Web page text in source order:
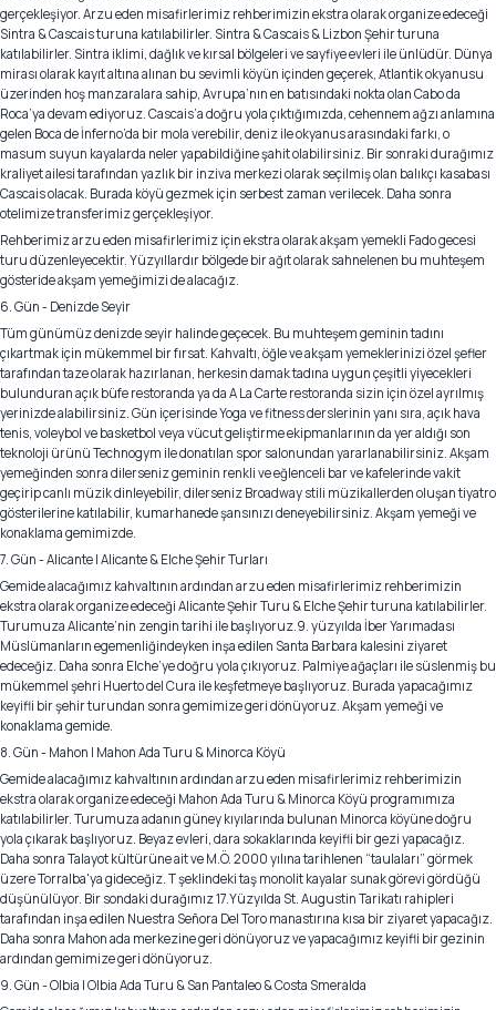
gerçekleşiyor. Arzu eden misafirlerimiz rehberimizin ekstra olarak organize edeceği
Sintra & Cascais turuna katılabilirler. Sintra & Cascais & Lizbon Şehir turuna
katılabilirler. Sintra iklimi, dağlık ve kırsal bölgeleri ve sayfiye evleri ile ünlüdür. Dünya
mirası olarak kayıt altına alınan bu sevimli köyün içinden geçerek, Atlantik okyanusu
üzerinden hoş manzaralara sahip, Avrupa’nın en batısındaki nokta olan Cabo da
Roca’ya devam ediyoruz. Cascais’a doğru yola çıktığımızda, cehennem ağzı anlamına
gelen Boca de İnferno’da bir mola verebilir, deniz ile okyanus arasındaki farkı, o
masum suyun kayalarda neler yapabildiğine şahit olabilirsiniz. Bir sonraki durağımız
kraliyet ailesi tarafından yazlık bir inziva merkezi olarak seçilmiş olan balıkçı kasabası
Cascais olacak. Burada köyü gezmek için serbest zaman verilecek. Daha sonra
otelimize transferimiz gerçekleşiyor.
Rehberimiz arzu eden misafirlerimiz için ekstra olarak akşam yemekli Fado gecesi
turu düzenleyecektir. Yüzyıllardır bölgede bir ağıt olarak sahnelenen bu muhteşem
gösteride akşam yemeğimizi de alacağız.
6. Gün - Denizde Seyir
Tüm günümüz denizde seyir halinde geçecek. Bu muhteşem geminin tadını
çıkartmak için mükemmel bir fırsat. Kahvaltı, öğle ve akşam yemeklerinizi özel şefler
tarafından taze olarak hazırlanan, herkesin damak tadına uygun çeşitli yiyecekleri
bulunduran açık büfe restoranda ya da A La Carte restoranda sizin için özel ayrılmış
yerinizde alabilirsiniz. Gün içerisinde Yoga ve fitness derslerinin yanı sıra, açık hava
tenis, voleybol ve basketbol veya vücut geliştirme ekipmanlarının da yer aldığı son
teknoloji ürünü Technogym ile donatılan spor salonundan yararlanabilirsiniz. Akşam
yemeğinden sonra dilerseniz geminin renkli ve eğlenceli bar ve kafelerinde vakit
geçirip canlı müzik dinleyebilir, dilerseniz Broadway stili müzikallerden oluşan tiyatro
gösterilerine katılabilir, kumarhanede şansınızı deneyebilirsiniz. Akşam yemeği ve
konaklama gemimizde.
7. Gün - Alicante | Alicante & Elche Şehir Turları
Gemide alacağımız kahvaltının ardından arzu eden misafirlerimiz rehberimizin
ekstra olarak organize edeceği Alicante Şehir Turu & Elche Şehir turuna katılabilirler.
Turumuza Alicante’nin zengin tarihi ile başlıyoruz.9. yüzyılda İber Yarımadası
Müslümanların egemenliğindeyken inşa edilen Santa Barbara kalesini ziyaret
edeceğiz. Daha sonra Elche’ye doğru yola çıkıyoruz. Palmiye ağaçları ile süslenmiş bu
mükemmel şehri Huerto del Cura ile keşfetmeye başlıyoruz. Burada yapacağımız
keyifli bir şehir turundan sonra gemimize geri dönüyoruz. Akşam yemeği ve
konaklama gemide.
8. Gün - Mahon | Mahon Ada Turu & Minorca Köyü
Gemide alacağımız kahvaltının ardından arzu eden misafirlerimiz rehberimizin
ekstra olarak organize edeceği Mahon Ada Turu & Minorca Köyü programımıza
katılabilirler. Turumuza adanın güney kıyılarında bulunan Minorca köyüne doğru
yola çıkarak başlıyoruz. Beyaz evleri, dara sokaklarında keyifli bir gezi yapacağız.
Daha sonra Talayot kültürüne ait ve M.Ö. 2000 yılına tarihlenen “taulaları” görmek
üzere Torralba'ya gideceğiz. T şeklindeki taş monolit kayalar sunak görevi gördüğü
düşünülüyor. Bir sondaki durağımız 17.Yüzyılda St. Augustin Tarikatı rahipleri
tarafından inşa edilen Nuestra Señora Del Toro manastırına kısa bir ziyaret yapacağız.
Daha sonra Mahon ada merkezine geri dönüyoruz ve yapacağımız keyifli bir gezinin
ardından gemimize geri dönüyoruz.
9. Gün - Olbia | Olbia Ada Turu & San Pantaleo & Costa Smeralda